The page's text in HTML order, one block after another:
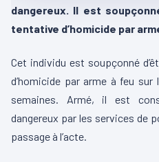
dangereux. Il est
tentative d’homicide par
Cet individu est soupçonné
d’homicide par arme à feu
semaines. Armé, il est
dangereux par les services de
passage à l’acte.